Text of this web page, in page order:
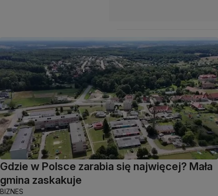
Gdzie w Polsce zarabia się najwięcej? Mała
gmina zaskakuje
BIZNES